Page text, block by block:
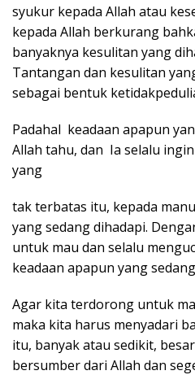
syukur kepada Allah atau
kepada Allah berkurang
banyaknya kesulitan yang
Tantangan dan kesulitan
sebagai bentuk
Padahal keadaan apapun
Allah tahu, dan Ia selalu
yang
tak terbatas itu, kepada
yang sedang dihadapi.
untuk mau dan selalu
keadaan apapun yang
Agar kita terdorong untuk
maka kita harus menyadari
itu, banyak atau sedikit,
bersumber dari Allah dan